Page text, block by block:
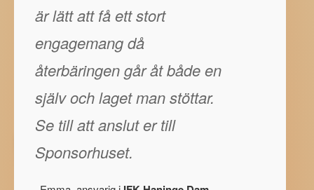
är lätt att få ett stort
engagemang då
återbäringen går åt både en
själv och laget man stöttar.
Se till att anslut er till
Sponsorhuset.